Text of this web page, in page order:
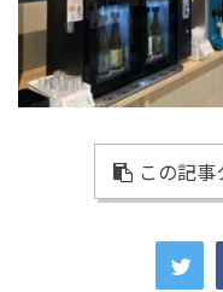
この記